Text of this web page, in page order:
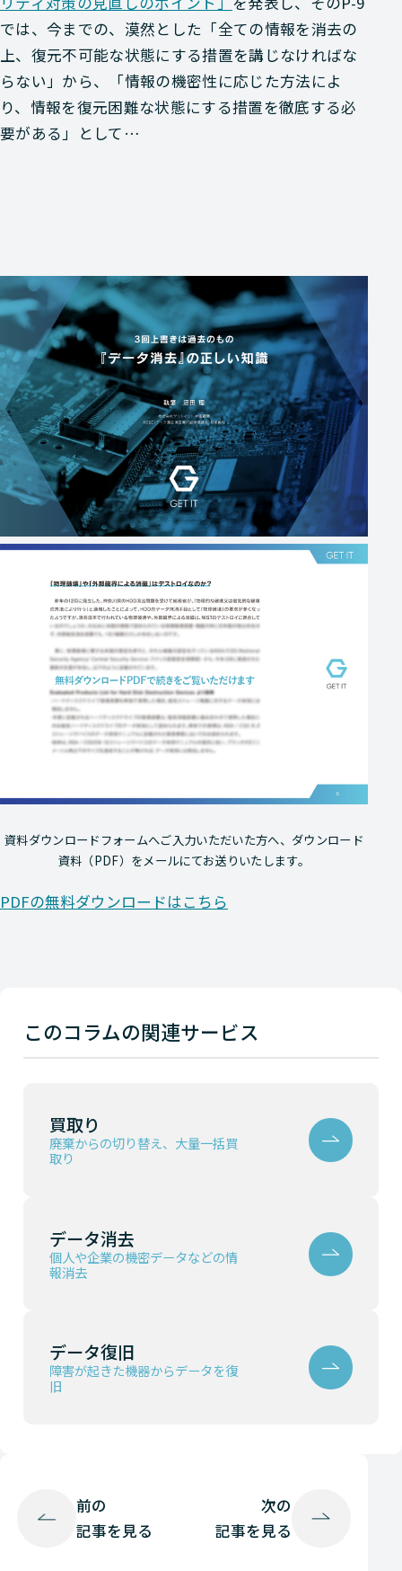
では、今までの、漠然とした「全ての情報を消去の
上、復元不可能な状態にする措置を講じなければな
らない」から、「情報の機密性に応じた方法によ
り、情報を復元困難な状態にする措置を徹底する必
要がある」として…
資料ダウンロードフォームへご入力いただいた方へ、ダウンロード
資料（PDF）をメールにてお送りいたします。
PDFの無料ダウンロードはこちら
このコラムの関連サービス
買取り
廃棄からの切り替え、大量一括買
取り
データ消去
個人や企業の機密データなどの情
報消去
データ復旧
障害が起きた機器からデータを復
旧
前の
記事を見る
次の
記事を見る